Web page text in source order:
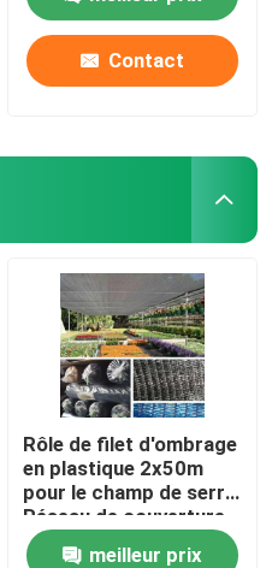
Porte à maille douce
Contact
Rôle de filet d'ombrage
en plastique 2x50m
pour le champ de serre
Réseau de couverture
antipoussière
meilleur prix